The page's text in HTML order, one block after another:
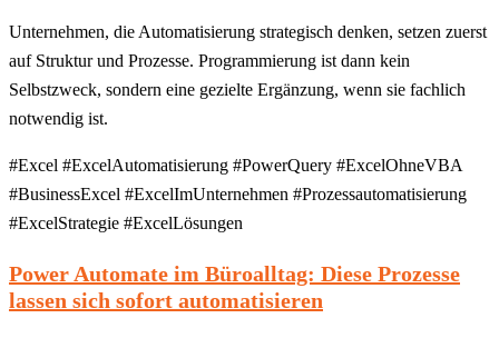
Unternehmen, die Automatisierung strategisch denken, setzen zuerst
auf Struktur und Prozesse. Programmierung ist dann kein
Selbstzweck, sondern eine gezielte Ergänzung, wenn sie fachlich
notwendig ist.
#Excel #ExcelAutomatisierung #PowerQuery #ExcelOhneVBA
#BusinessExcel #ExcelImUnternehmen #Prozessautomatisierung
#ExcelStrategie #ExcelLösungen
Power Automate im Büroalltag: Diese Prozesse
lassen sich sofort automatisieren